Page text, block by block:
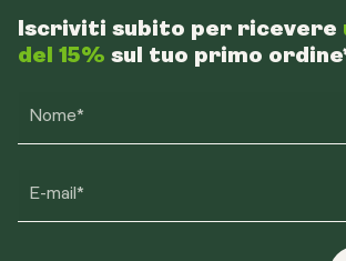
Iscriviti subito per ricevere
del 15% sul tuo primo
Nome*
E-mail*